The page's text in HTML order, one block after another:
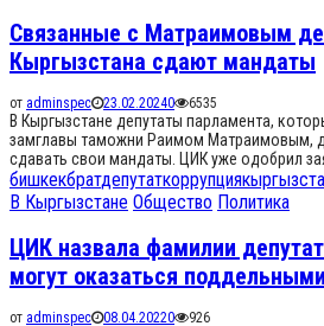
Связанные с Матраимовым
Кыргызстана сдают мандаты
от adminspec 23.02.20240 6535
В Кыргызстане депутаты парламента,
замглавы таможни Раимом Матраимовым,
сдавать свои мандаты. ЦИК уже одобрил
бишкекбратдепутаткоррупция
В Кыргызстане Общество Политика
ЦИК назвала фамилии
могут оказаться поддельными
от adminspec 08.04.20220 926